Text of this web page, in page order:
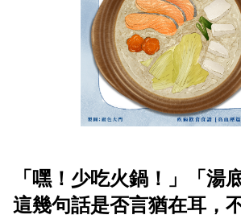
「嘿！少吃火鍋！」「湯
這幾句話是否言猶在耳，